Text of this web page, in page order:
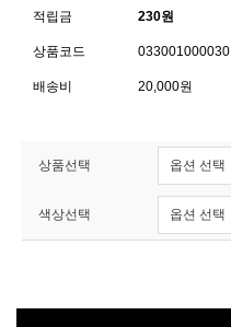
적립금 230원
상품코드 033001000030
배송비 20,000원
상품선택
색상선택